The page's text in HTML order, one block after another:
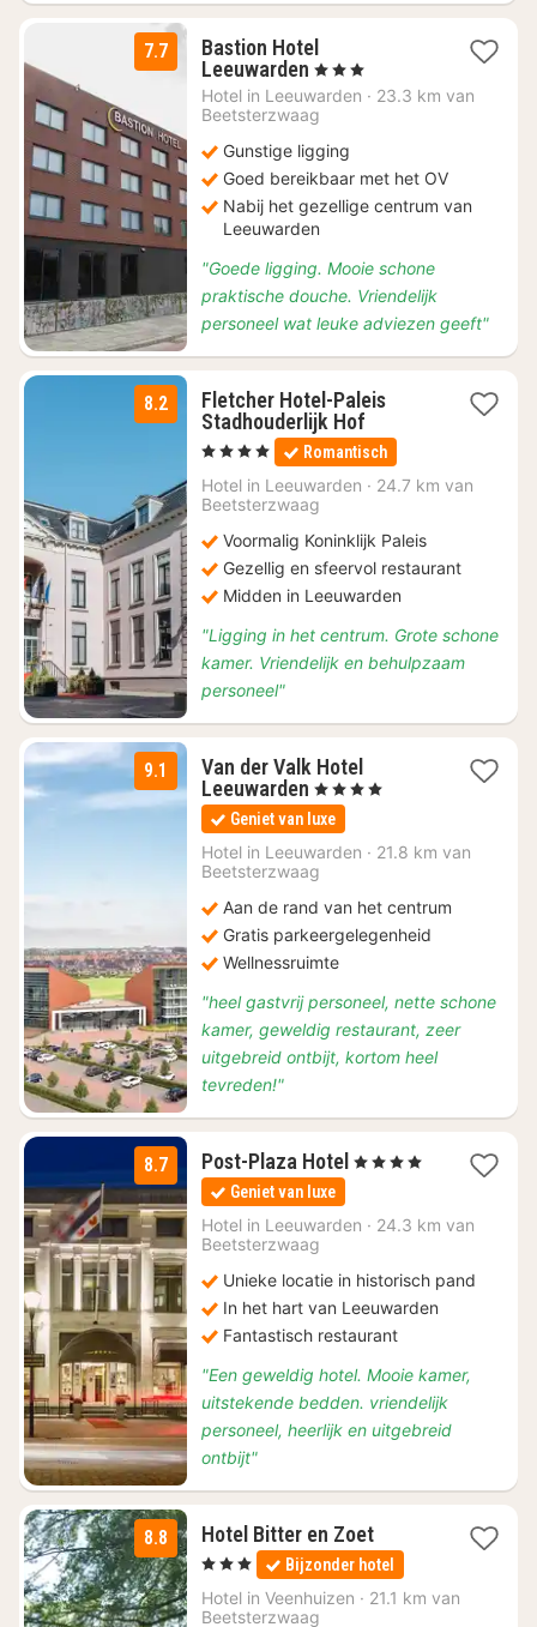
7.7
Bastion Hotel
Leeuwarden 1
nacht
vanaf
€
79
, 3 Sterren
Hotel in Leeuwarden · 23.3 km van
Beetsterzwaag
Gunstige ligging
Goed bereikbaar met het OV
Nabij het gezellige centrum van
Leeuwarden
"Goede ligging. Mooie schone
praktische douche. Vriendelijk
personeel wat leuke adviezen geeft"
8.2
Fletcher Hotel-Paleis
Stadhouderlijk Hof1
nacht
vanaf
€
, 4 Sterren Romantisch
Hotel in Leeuwarden · 24.7 km van
Beetsterzwaag
Voormalig Koninklijk Paleis
Gezellig en sfeervol restaurant
Midden in Leeuwarden
"Ligging in het centrum. Grote schone
kamer. Vriendelijk en behulpzaam
personeel"
9.1
Van der Valk Hotel
Leeuwarden 1
nacht
vanaf
€
99,08
, 4 Sterren
Geniet van luxe
Hotel in Leeuwarden · 21.8 km van
Beetsterzwaag
Aan de rand van het centrum
Gratis parkeergelegenheid
Wellnessruimte
"heel gastvrij personeel, nette schone
kamer, geweldig restaurant, zeer
uitgebreid ontbijt, kortom heel
tevreden!"
8.7 Post-Plaza Hotel 1
€
, 4 Sterren
Geniet van luxe
Hotel in Leeuwarden · 24.3 km van
Beetsterzwaag
Unieke locatie in historisch pand
In het hart van Leeuwarden
Fantastisch restaurant
"Een geweldig hotel. Mooie kamer,
uitstekende bedden. vriendelijk
personeel, heerlijk en uitgebreid
ontbijt"
8.8 Hotel Bitter en Zoet1
nacht
vanaf
€
, 3 Sterren Bijzonder hotel
Hotel in Veenhuizen · 21.1 km van
Beetsterzwaag